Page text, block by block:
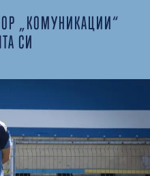
„КОМУНИКАЦИИ“
СИ